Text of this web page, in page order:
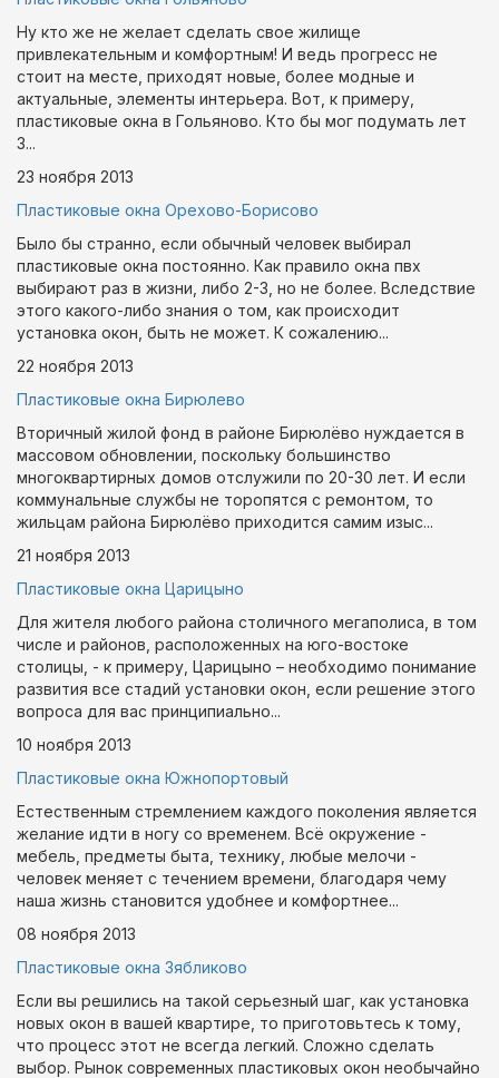
Ну кто же не желает сделать свое жилище
привлекательным и комфортным! И ведь прогресс не
стоит на месте, приходят новые, более модные и
актуальные, элементы интерьера. Вот, к примеру,
пластиковые окна в Гольяново. Кто бы мог подумать лет
3...
23 ноября 2013
Пластиковые окна Орехово-Борисово
Было бы странно, если обычный человек выбирал
пластиковые окна постоянно. Как правило окна пвх
выбирают раз в жизни, либо 2-3, но не более. Вследствие
этого какого-либо знания о том, как происходит
установка окон, быть не может. К сожалению...
22 ноября 2013
Пластиковые окна Бирюлево
Вторичный жилой фонд в районе Бирюлёво нуждается в
массовом обновлении, поскольку большинство
многоквартирных домов отслужили по 20-30 лет. И если
коммунальные службы не торопятся с ремонтом, то
жильцам района Бирюлёво приходится самим изыс...
21 ноября 2013
Пластиковые окна Царицыно
Для жителя любого района столичного мегаполиса, в том
числе и районов, расположенных на юго-востоке
столицы, - к примеру, Царицыно – необходимо понимание
развития все стадий установки окон, если решение этого
вопроса для вас принципиально...
10 ноября 2013
Пластиковые окна Южнопортовый
Естественным стремлением каждого поколения является
желание идти в ногу со временем. Всё окружение -
мебель, предметы быта, технику, любые мелочи -
человек меняет с течением времени, благодаря чему
наша жизнь становится удобнее и комфортнее...
08 ноября 2013
Пластиковые окна Зябликово
Если вы решились на такой серьезный шаг, как установка
новых окон в вашей квартире, то приготовьтесь к тому,
что процесс этот не всегда легкий. Сложно сделать
выбор. Рынок современных пластиковых окон необычайно